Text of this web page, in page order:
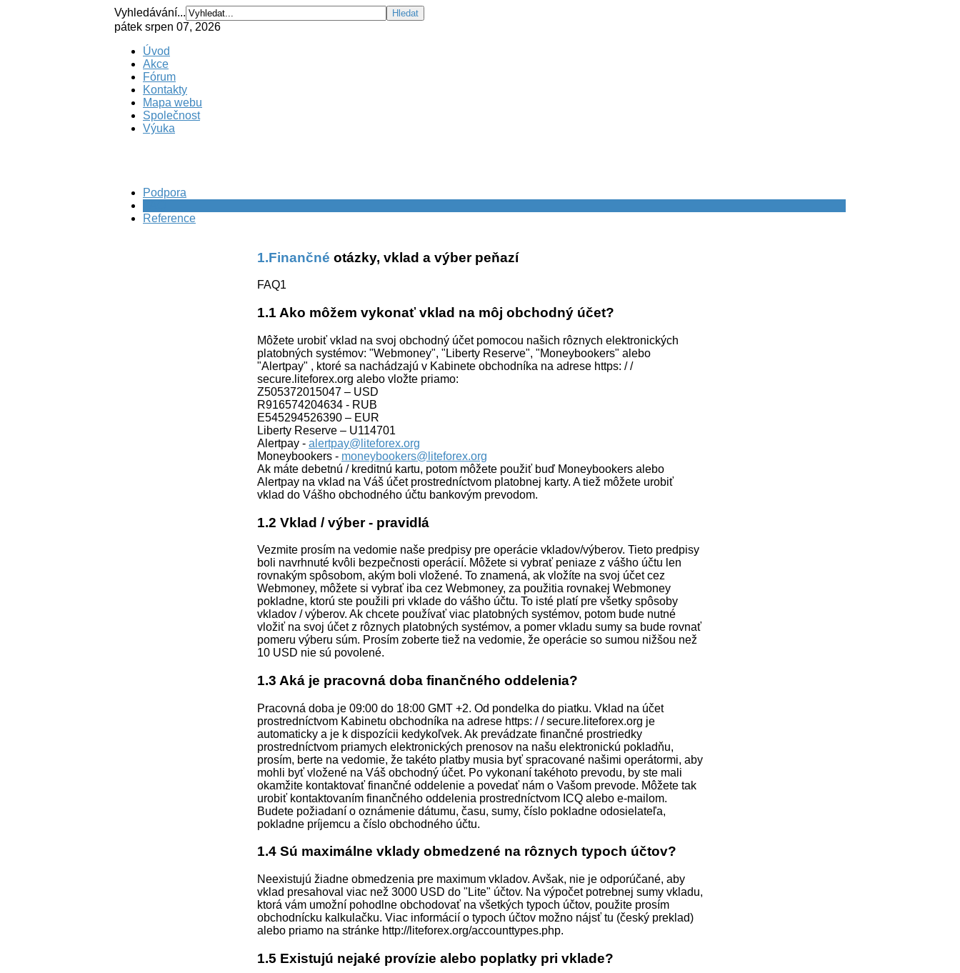
Vyhledávání...
pátek srpen 07, 2026
Úvod
Akce
Fórum
Kontakty
Mapa webu
Společnost
Výuka
Podpora
Reference
1.Finančné otázky, vklad a výber peňazí
FAQ1
1.1 Ako môžem vykonať vklad na môj obchodný účet?
Môžete urobiť vklad na svoj obchodný účet pomocou našich rôznych elektronických
platobných systémov: "Webmoney", "Liberty Reserve", "Moneybookers" alebo
"Alertpay" , ktoré sa nachádzajú v Kabinete obchodníka na adrese https: / /
secure.liteforex.org alebo vložte priamo:
Z505372015047 – USD
R916574204634 - RUB
E545294526390 – EUR
Liberty Reserve – U114701
Alertpay - alertpay@liteforex.org
Moneybookers - moneybookers@liteforex.org
Ak máte debetnú / kreditnú kartu, potom môžete použiť buď Moneybookers alebo
Alertpay na vklad na Váš účet prostredníctvom platobnej karty. A tiež môžete urobiť
vklad do Vášho obchodného účtu bankovým prevodom.
1.2 Vklad / výber - pravidlá
Vezmite prosím na vedomie naše predpisy pre operácie vkladov/výberov. Tieto predpisy
boli navrhnuté kvôli bezpečnosti operácií. Môžete si vybrať peniaze z vášho účtu len
rovnakým spôsobom, akým boli vložené. To znamená, ak vložíte na svoj účet cez
Webmoney, môžete si vybrať iba cez Webmoney, za použitia rovnakej Webmoney
pokladne, ktorú ste použili pri vklade do vášho účtu. To isté platí pre všetky spôsoby
vkladov / výberov. Ak chcete používať viac platobných systémov, potom bude nutné
vložiť na svoj účet z rôznych platobných systémov, a pomer vkladu sumy sa bude rovnať
pomeru výberu súm. Prosím zoberte tiež na vedomie, že operácie so sumou nižšou než
10 USD nie sú povolené.
1.3 Aká je pracovná doba finančného oddelenia?
Pracovná doba je 09:00 do 18:00 GMT +2. Od pondelka do piatku. Vklad na účet
prostredníctvom Kabinetu obchodníka na adrese https: / / secure.liteforex.org je
automaticky a je k dispozícii kedykoľvek. Ak prevádzate finančné prostriedky
prostredníctvom priamych elektronických prenosov na našu elektronickú pokladňu,
prosím, berte na vedomie, že takéto platby musia byť spracované našimi operátormi, aby
mohli byť vložené na Váš obchodný účet. Po vykonaní takéhoto prevodu, by ste mali
okamžite kontaktovať finančné oddelenie a povedať nám o Vašom prevode. Môžete tak
urobiť kontaktovaním finančného oddelenia prostredníctvom ICQ alebo e-mailom.
Budete požiadaní o oznámenie dátumu, času, sumy, číslo pokladne odosielateľa,
pokladne príjemcu a číslo obchodného účtu.
1.4 Sú maximálne vklady obmedzené na rôznych typoch účtov?
Neexistujú žiadne obmedzenia pre maximum vkladov. Avšak, nie je odporúčané, aby
vklad presahoval viac než 3000 USD do "Lite" účtov. Na výpočet potrebnej sumy vkladu,
ktorá vám umožní pohodlne obchodovať na všetkých typoch účtov, použite prosím
obchodnícku kalkulačku. Viac informácií o typoch účtov možno nájsť tu (český preklad)
alebo priamo na stránke http://liteforex.org/accounttypes.php.
1.5 Existujú nejaké provízie alebo poplatky pri vklade?